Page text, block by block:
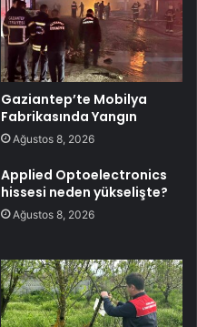
Gaziantep’te Mobilya
Fabrikasında Yangın
Ağustos 8, 2026
Applied Optoelectronics
hissesi neden yükselişte?
Ağustos 8, 2026